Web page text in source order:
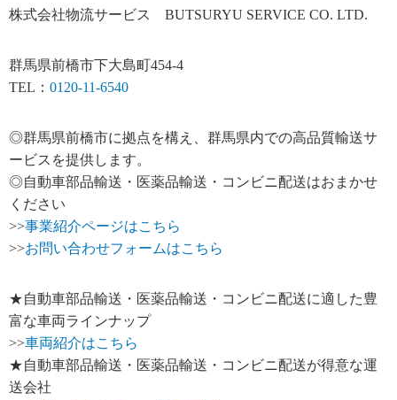
株式会社物流サービス BUTSURYU SERVICE CO. LTD.
群馬県前橋市下大島町454-4
TEL： 0120-11-6540
◎群馬県前橋市に拠点を構え、群馬県内での高品質輸送サ
ービスを提供します。
◎自動車部品輸送・医薬品輸送・コンビニ配送はおまかせ
ください
>>事業紹介ページはこちら
>>お問い合わせフォームはこちら
★自動車部品輸送・医薬品輸送・コンビニ配送に適した豊
富な車両ラインナップ
>>車両紹介はこちら
★自動車部品輸送・医薬品輸送・コンビニ配送が得意な運
送会社